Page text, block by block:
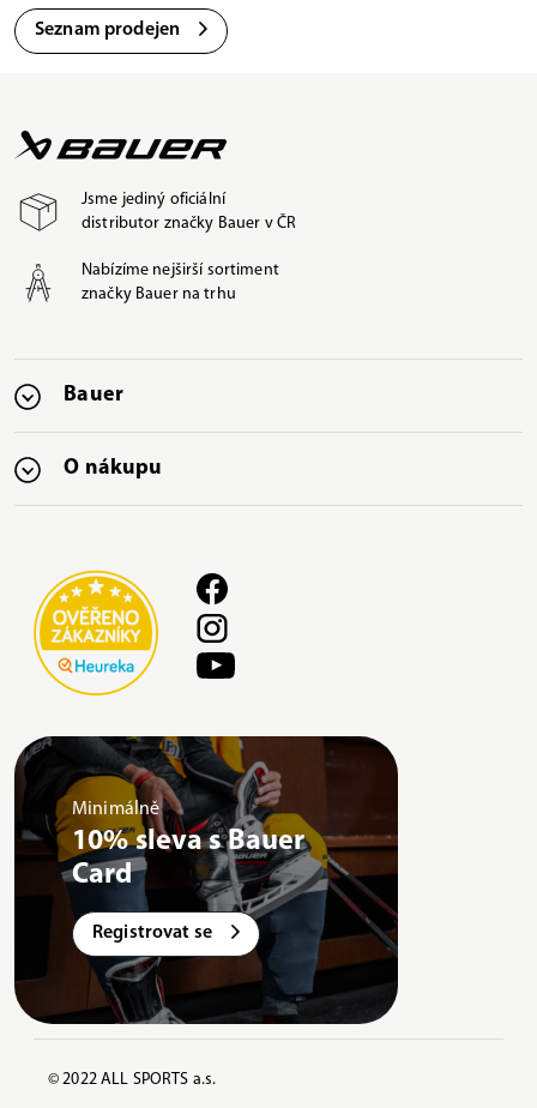
Seznam prodejen
Jsme jediný oficiální
distributor značky Bauer v ČR
Nabízíme nejširší sortiment
značky Bauer na trhu
Bauer
O nákupu
Minimálně
10% sleva s Bauer
Card
Registrovat se
© 2022 ALL SPORTS a.s.